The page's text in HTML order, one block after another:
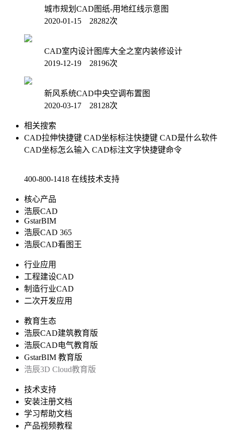
城市规划CAD图纸-用地红线示意图
2020-01-15 28282次
CAD室内设计图库大全之室内装修设计
2019-12-19 28196次
新风系统CAD中央空调布置图
2020-03-17 28128次
相关搜索
CAD拉伸快捷键 CAD坐标标注快捷键 CAD是什么软件
CAD坐标怎么输入 CAD标注文字快捷键命令
400-800-1418 在线技术支持
核心产品
浩辰CAD
GstarBIM
浩辰CAD 365
浩辰CAD看图王
行业应用
工程建设CAD
制造行业CAD
二次开发应用
教育生态
浩辰CAD建筑教育版
浩辰CAD电气教育版
GstarBIM 教育版
浩辰3D Cloud教育版
技术支持
安装注册文档
学习帮助文档
产品视频教程